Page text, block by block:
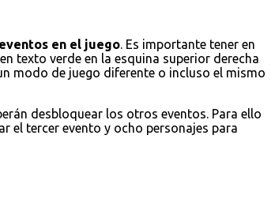
en el juego. Es importante tener en
texto verde en la esquina superior derecha
modo de juego diferente o incluso el mismo
desbloquear los otros eventos. Para ello
el tercer evento y ocho personajes para